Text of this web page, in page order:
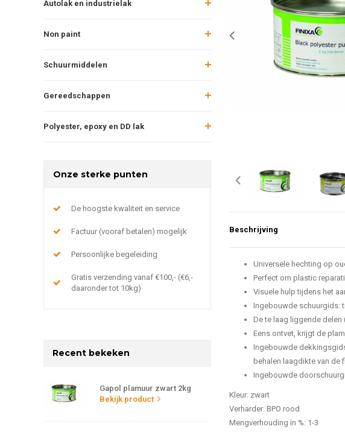
Autolak en industrielak
Non paint
Schuurmiddelen
Gereedschappen
Polyester, epoxy en DD lak
Onze sterke punten
De hoogste kwaliteit en service
Factuur (vooraf betalen) mogelijk
Persoonlijke begeleiding
Gratis verzending vanaf €100,- (€6,-
daaronder tot 10kg)
Recent bekeken
Gapol plamuur zwart 2kg
Bekijk product
Beschrijving
Universele hechting op
​Perfect om plastic
Visuele hulp tijdens het
Ingebouwde schuurgids:
De te laag liggende
Eens ontvet, krijgt de
Ingebouwde
behalen laagdikte van de
Ingebouwde
Kleur: zwart
​Verharder: BPO rood
Mengverhouding in %: 1-3